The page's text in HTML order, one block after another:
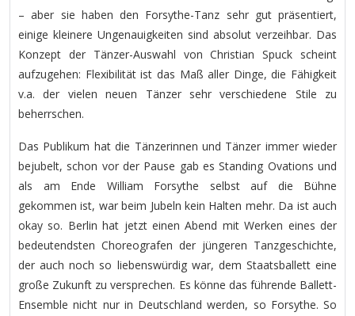
– aber sie haben den Forsythe-Tanz sehr gut präsentiert,
einige kleinere Ungenauigkeiten sind absolut verzeihbar. Das
Konzept der Tänzer-Auswahl von Christian Spuck scheint
aufzugehen: Flexibilität ist das Maß aller Dinge, die Fähigkeit
v.a. der vielen neuen Tänzer sehr verschiedene Stile zu
beherrschen.
Das Publikum hat die Tänzerinnen und Tänzer immer wieder
bejubelt, schon vor der Pause gab es Standing Ovations und
als am Ende William Forsythe selbst auf die Bühne
gekommen ist, war beim Jubeln kein Halten mehr. Da ist auch
okay so. Berlin hat jetzt einen Abend mit Werken eines der
bedeutendsten Choreografen der jüngeren Tanzgeschichte,
der auch noch so liebenswürdig war, dem Staatsballett eine
große Zukunft zu versprechen. Es könne das führende Ballett-
Ensemble nicht nur in Deutschland werden, so Forsythe. So